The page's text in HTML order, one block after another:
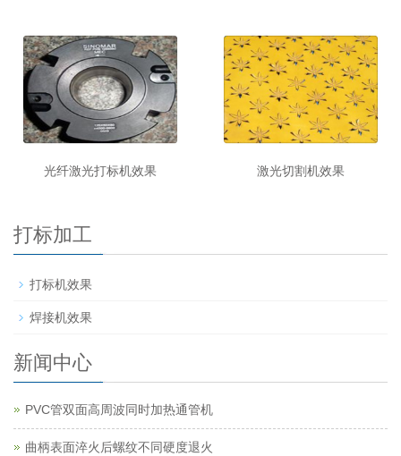
光纤激光打标机效果 激光切割机效果
打标加工
打标机效果
焊接机效果
新闻中心
PVC管双面高周波同时加热通管机
曲柄表面淬火后螺纹不同硬度退火